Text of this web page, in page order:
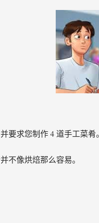
要求您制作 4 道手工菜肴。
不像烘焙那么容易。